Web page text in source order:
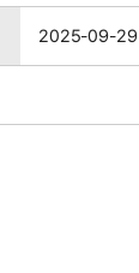
2025-09-29